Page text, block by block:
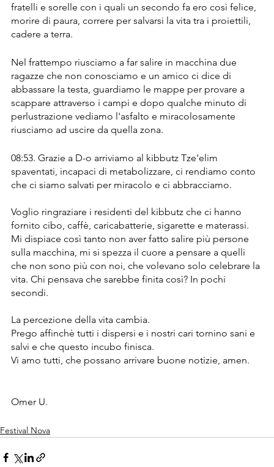
fratelli e sorelle con i quali un secondo fa ero così felice,
morire di paura, correre per salvarsi la vita tra i proiettili,
cadere a terra.
Nel frattempo riusciamo a far salire in macchina due
ragazze che non conosciamo e un amico ci dice di
abbassare la testa, guardiamo le mappe per provare a
scappare attraverso i campi e dopo qualche minuto di
perlustrazione vediamo l'asfalto e miracolosamente
riusciamo ad uscire da quella zona.
08:53. Grazie a D-o arriviamo al kibbutz Tze'elim
spaventati, incapaci di metabolizzare, ci rendiamo conto
che ci siamo salvati per miracolo e ci abbracciamo.
Voglio ringraziare i residenti del kibbutz che ci hanno
fornito cibo, caffè, caricabatterie, sigarette e materassi.
Mi dispiace così tanto non aver fatto salire più persone
sulla macchina, mi si spezza il cuore a pensare a quelli
che non sono più con noi, che volevano solo celebrare la
vita. Chi pensava che sarebbe finita così? In pochi
secondi.
La percezione della vita cambia.
Prego affinchè tutti i dispersi e i nostri cari tornino sani e
salvi e che questo incubo finisca.
Vi amo tutti, che possano arrivare buone notizie, amen.
Omer U.
Festival Nova